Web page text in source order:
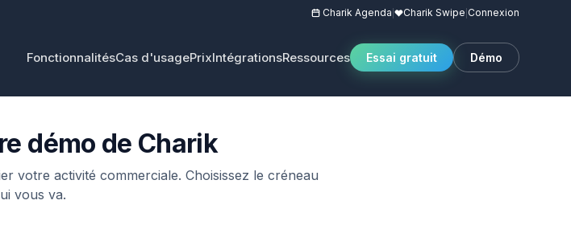
Charik Agenda Charik Swipe Connexion
FonctionnalitésCas d'usagePrixIntégrationsRessources Essai gratuit Démo
démo de Charik
votre activité commerciale. Choisissez le créneau
vous va.